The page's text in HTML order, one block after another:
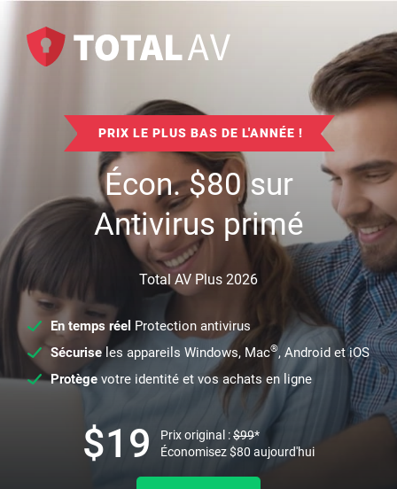
PRIX LE PLUS BAS DE L'ANNÉE !
Écon.$80sur
Antivirus primé
Total AV Plus 2026
En temps réel Protection antivirus
Sécuriseles appareils Windows, Mac®, Android et iOS
Protège votre identité et vos achats en ligne
$19 Prix original :$99*
Économisez$80 aujourd'hui